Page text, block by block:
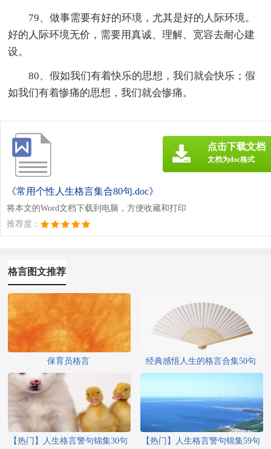
79、做事需要有好的环境，尤其是好的人际环境。
好的人际环境无价，需要用真诚、理解、宽容去耐心建
设。
80、假如我们有着快乐的思想，我们就会快乐；假
如我们有着惨痛的思想，我们就会惨痛。
《常用个性人生格言集合80句.doc》
将本文的Word文档下载到电脑，方便收藏和打印
推荐度：
点击下载文档
文档为doc格式
格言图文推荐
保育员格言 经典感悟人生的格言合集50句
【热门】人生格言警句锦集30句 【热门】人生格言警句锦集59句